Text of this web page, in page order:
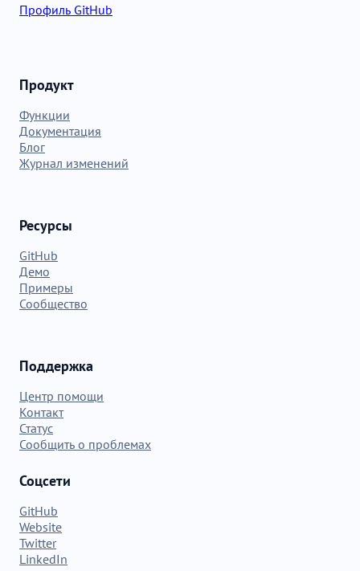
Профиль GitHub
Продукт
Функции
Документация
Блог
Журнал изменений
Ресурсы
GitHub
Демо
Примеры
Сообщество
Поддержка
Центр помощи
Контакт
Статус
Сообщить о проблемах
Соцсети
GitHub
Website
Twitter
LinkedIn